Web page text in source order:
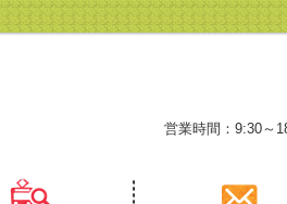
営業時間：9:30～